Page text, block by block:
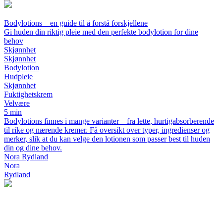
Bodylotions – en guide til å forstå forskjellene
Gi huden din riktig pleie med den perfekte bodylotion for dine
behov
Skjønnhet
Skjønnhet
Bodylotion
Hudpleie
Skjønnhet
Fuktighetskrem
Velvære
5 min
Bodylotions finnes i mange varianter – fra lette, hurtigabsorberende
til rike og nærende kremer. Få oversikt over typer, ingredienser og
merker, slik at du kan velge den lotionen som passer best til huden
din og dine behov.
Nora Rydland
Nora
Rydland